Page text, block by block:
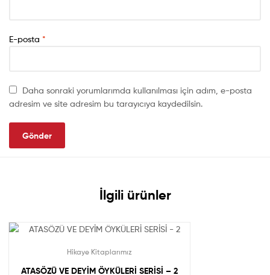
E-posta *
Daha sonraki yorumlarımda kullanılması için adım, e-posta
adresim ve site adresim bu tarayıcıya kaydedilsin.
İlgili ürünler
Hikaye Kitaplarımız
ATASÖZÜ VE DEYİM ÖYKÜLERİ SERİSİ – 2